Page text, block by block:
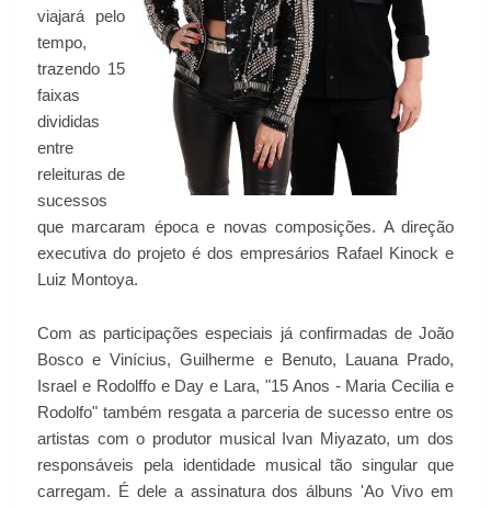
viajará pelo
tempo,
trazendo 15
faixas
divididas
entre
releituras de
sucessos
que marcaram época e novas composições. A direção
executiva do projeto é dos empresários Rafael Kinock e
Luiz Montoya.
Com as participações especiais já confirmadas de João
Bosco e Vinícius, Guilherme e Benuto, Lauana Prado,
Israel e Rodolffo e Day e Lara, "15 Anos - Maria Cecilia e
Rodolfo" também resgata a parceria de sucesso entre os
artistas com o produtor musical Ivan Miyazato, um dos
responsáveis pela identidade musical tão singular que
carregam. É dele a assinatura dos álbuns 'Ao Vivo em